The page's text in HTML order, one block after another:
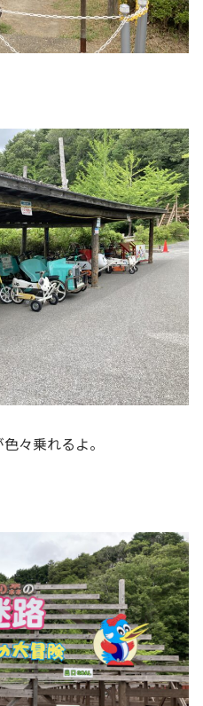
々乗れるよ。